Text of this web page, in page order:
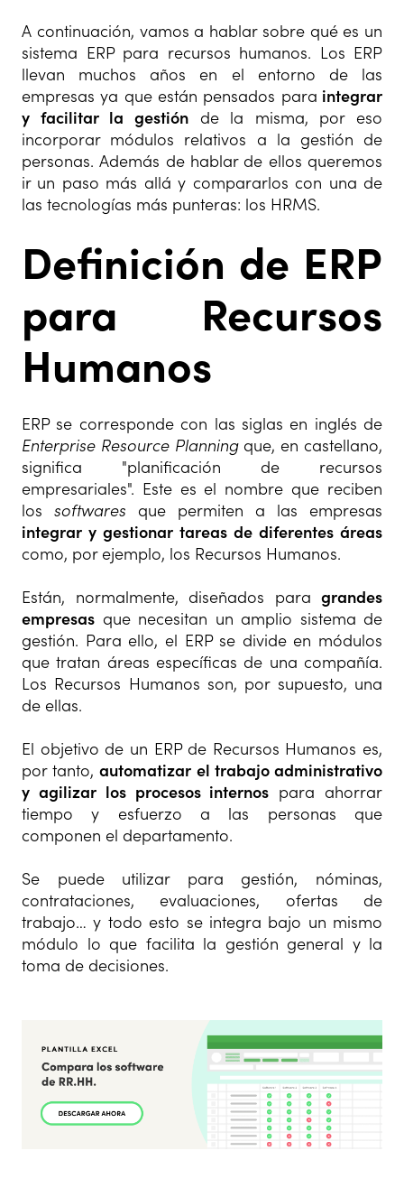
A continuación, vamos a hablar sobre qué es un
sistema ERP para recursos humanos. Los ERP
llevan muchos años en el entorno de las
empresas ya que están pensados para integrar
y facilitar la gestiónde la misma, por eso
incorporar módulos relativos a la gestión de
personas. Además de hablar de ellos queremos
ir un paso más allá y compararlos con una de
las tecnologías más punteras: los HRMS.
Definición de ERP
para Recursos
Humanos
ERP se corresponde con las siglas en inglés de
Enterprise Resource Planningque, en castellano,
significa "planificación de recursos
empresariales". Este es el nombre que reciben
los softwares que permiten a las empresas
integrar y gestionar tareas de diferentes áreas
como, por ejemplo, los Recursos Humanos.
Están, normalmente, diseñados para grandes
empresas que necesitan un amplio sistema de
gestión. Para ello, el ERP se divide en módulos
que tratan áreas específicas de una compañía.
Los Recursos Humanos son, por supuesto, una
de ellas.
El objetivo de un ERP de Recursos Humanos es,
por tanto,automatizar el trabajo administrativo
y agilizar los procesos internos para ahorrar
tiempo y esfuerzo a las personas que
componen el departamento.
Se puede utilizar para gestión, nóminas,
contrataciones, evaluaciones, ofertas de
trabajo… y todo esto se integra bajo un mismo
módulo lo que facilita la gestión general y la
toma de decisiones.